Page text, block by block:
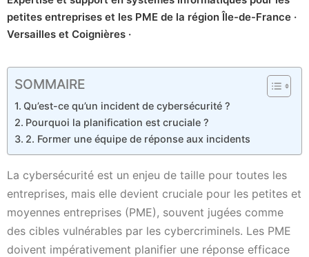
petites entreprises et les PME de la région Île-de-France ·
Versailles et Coignières ·
SOMMAIRE
Qu’est-ce qu’un incident de cybersécurité ?
Pourquoi la planification est cruciale ?
2. Former une équipe de réponse aux incidents
La cybersécurité est un enjeu de taille pour toutes les
entreprises, mais elle devient cruciale pour les petites et
moyennes entreprises (PME), souvent jugées comme
des cibles vulnérables par les cybercriminels. Les PME
doivent impérativement planifier une réponse efficace